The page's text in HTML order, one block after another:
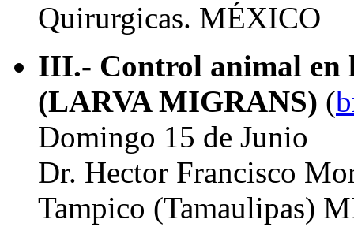
Quirurgicas. MÉXICO
III.- Control animal en
(LARVA MIGRANS) (
Domingo 15 de Junio
Dr. Hector Francisco
Tampico (Tamaulipas)